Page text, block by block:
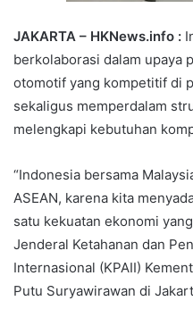
JAKARTA – HKNews.info :
berkolaborasi dalam upaya
otomotif yang kompetitif di
sekaligus memperdalam
melengkapi kebutuhan
“Indonesia bersama
ASEAN, karena kita
satu kekuatan ekonomi
Jenderal Ketahanan dan
Internasional (KPAII)
Putu Suryawirawan di